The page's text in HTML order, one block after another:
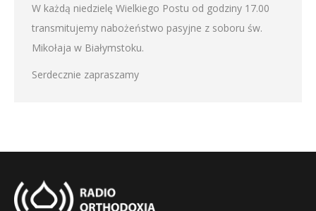
W każdą niedzielę Wielkiego Postu od godziny 17.00
transmitujemy nabożeństwo pasyjne z soboru św.
Mikołaja w Białymstoku.
Serdecznie zapraszamy